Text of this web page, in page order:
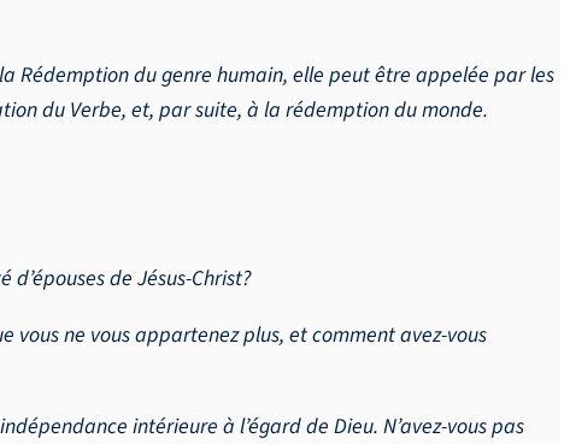
Rédemption du genre humain, elle peut être appelée par les
du Verbe, et, par suite, à la rédemption du monde.
de Jésus-Christ?
vous ne vous appartenez plus, et comment avez-vous
intérieure à l’égard de Dieu. N’avez-vous pas